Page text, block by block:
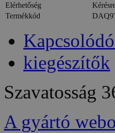
Elérhetőség
Termékkód
kiegészítők
Szavatosság
A gyártó